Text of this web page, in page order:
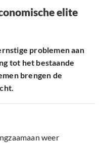
elite
problemen aan
tot het bestaande
brengen de
weer